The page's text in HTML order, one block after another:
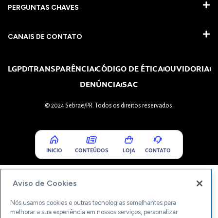
PERGUNTAS CHAVES​
CANAIS DE CONTATO
LGPDTRANSPARÊNCIACÓDIGO DE ÉTICAOUVIDORIA
DENÚNCIASAC
© 2024 Sebrae/PR. Todos os direitos reservados.
INICIO CONTEÚDOS LOJA CONTATO
Aviso de Cookies
Nós usamos cookies e outras tecnologias semelhantes para
melhorar a sua experiência em nossos serviços, personalizar